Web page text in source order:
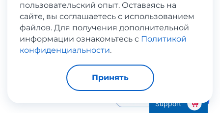
пользовательский опыт. Оставаясь на
сайте, вы соглашаетесь с использованием
файлов. Для получения дополнительной
информации ознакомьтесь с Политикой
конфиденциальности.
Принять
Support